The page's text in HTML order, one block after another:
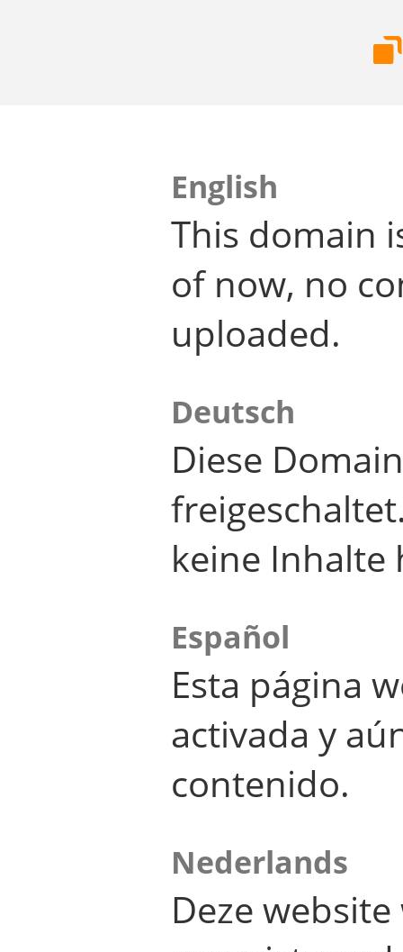
English
This domain
of now, no
uploaded.
Deutsch
Diese
keine Inhalte
Español
Esta página
activada y
contenido.
Nederlands
Deze